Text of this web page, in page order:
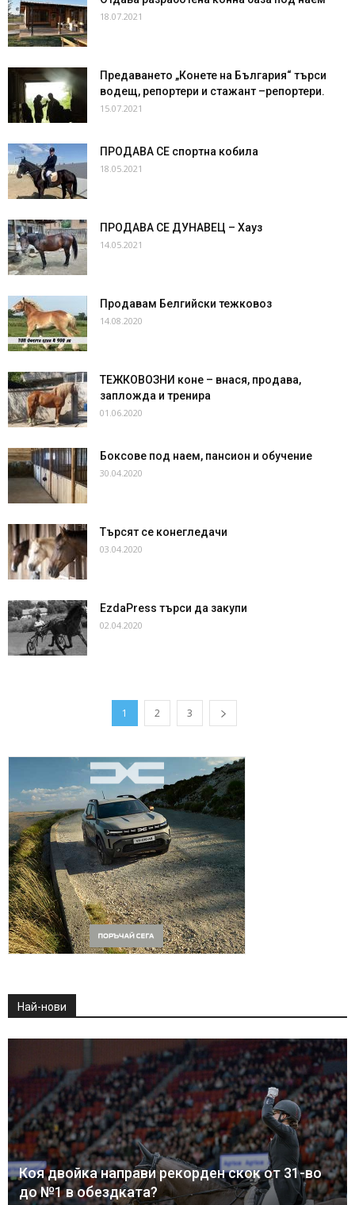
18.07.2021
Предаването „Конете на България“ търси
водещ, репортери и стажант –репортери.
15.07.2021
ПРОДАВА СЕ спортна кобила
18.05.2021
ПРОДАВА СЕ ДУНАВЕЦ – Хауз
14.05.2021
Продавам Белгийски тежковоз
14.08.2020
ТЕЖКОВОЗНИ коне – внася, продава,
запложда и тренира
01.06.2020
Боксове под наем, пансион и обучение
30.04.2020
Търсят се конегледачи
03.04.2020
ЕzdaPress търси да закупи
02.04.2020
1 2 3
Най-нови
Коя двойка направи рекорден скок от 31-во
до №1 в обездката?